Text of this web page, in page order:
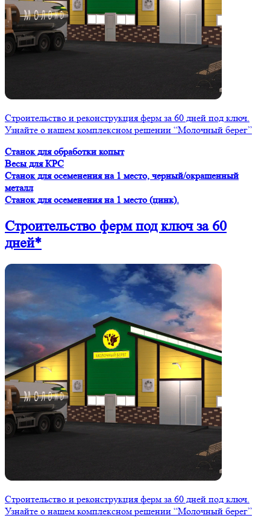
Строительство и реконструкция ферм за 60 дней под ключ.
Узнайте о нашем комплексном решении “Молочный берег”
Станок для обработки копыт
Весы для КРС
Станок для осеменения на 1 место, черный/окрашенный
металл
Станок для осеменения на 1 место (цинк).
Строительство фермпод ключ за 60
дней*
Строительство и реконструкция ферм за 60 дней под ключ.
Узнайте о нашем комплексном решении “Молочный берег”